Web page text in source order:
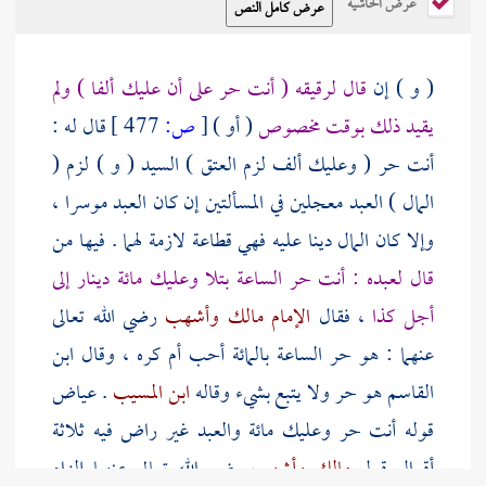
( و ) إن قال لرقيقه ( أنت حر على أن عليك ألفا ) ولم
يقيد ذلك بوقت مخصوص( أو )[ص:
قال له :
أنت حر ( وعليك ألف لزم العتق ) السيد ( و ) لزم (
المال ) العبد معجلين في المسألتين إن كان العبد موسرا ،
وإلا كان المال دينا عليه فهي قطاعة لازمة لهما . فيها من
قال لعبده : أنت حر الساعة بتلا وعليك مائة دينار إلى
أجل كذا ، فقال الإمام مالك وأشهب رضي الله تعالى
عنهما : هو حر الساعة بالمائة أحب أم كره ، وقال ابن
القاسمهو حر ولا يتبع بشيء وقالهابن المسيب.عياض
قوله أنت حر وعليك مائة والعبد غير راض فيه ثلاثة
أقوال قول مالك وأشهب رضي الله تعالى عنهما إلزام